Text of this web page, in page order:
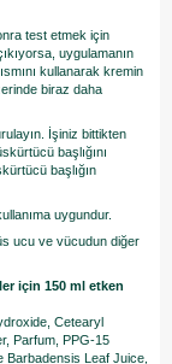
test etmek için
uygulamanın
kullanarak kremin
biraz daha
İşiniz bittikten
başlığını
başlığın
uygundur.
ucu ve vücudun diğer
için 150 ml etken
Cetearyl
Parfum, PPG-15
Barbadensis Leaf Juice,